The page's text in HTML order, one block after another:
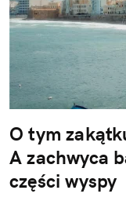
O tym
A zachwyca
części wyspy